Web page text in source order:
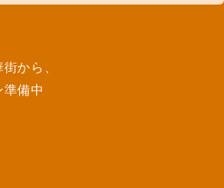
から、
準備中